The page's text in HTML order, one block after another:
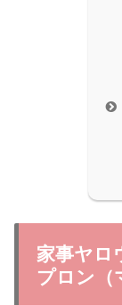
家事ヤロ
プロン（